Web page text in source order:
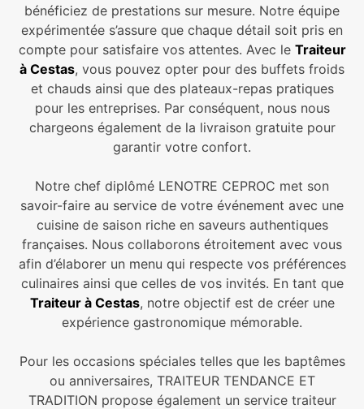
bénéficiez de prestations sur mesure. Notre équipe
expérimentée s’assure que chaque détail soit pris en
compte pour satisfaire vos attentes. Avec le Traiteur
à Cestas, vous pouvez opter pour des buffets froids
et chauds ainsi que des plateaux-repas pratiques
pour les entreprises. Par conséquent, nous nous
chargeons également de la livraison gratuite pour
garantir votre confort.
Notre chef diplômé LENOTRE CEPROC met son
savoir-faire au service de votre événement avec une
cuisine de saison riche en saveurs authentiques
françaises. Nous collaborons étroitement avec vous
afin d’élaborer un menu qui respecte vos préférences
culinaires ainsi que celles de vos invités. En tant que
Traiteur à Cestas, notre objectif est de créer une
expérience gastronomique mémorable.
Pour les occasions spéciales telles que les baptêmes
ou anniversaires, TRAITEUR TENDANCE ET
TRADITION propose également un service traiteur